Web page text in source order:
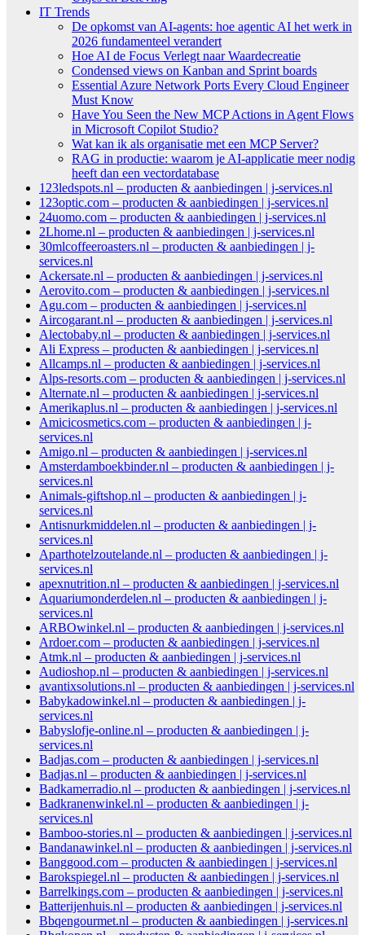
IT Trends
De opkomst van AI-agents: hoe agentic AI het werk in
2026 fundamenteel verandert
Hoe AI de Focus Verlegt naar Waardecreatie
Condensed views on Kanban and Sprint boards
Essential Azure Network Ports Every Cloud Engineer
Must Know
Have You Seen the New MCP Actions in Agent Flows
in Microsoft Copilot Studio?
Wat kan ik als organisatie met een MCP Server?
RAG in productie: waarom je AI-applicatie meer nodig
heeft dan een vectordatabase
123ledspots.nl – producten & aanbiedingen | j-services.nl
123optic.com – producten & aanbiedingen | j-services.nl
24uomo.com – producten & aanbiedingen | j-services.nl
2Lhome.nl – producten & aanbiedingen | j-services.nl
30mlcoffeeroasters.nl – producten & aanbiedingen | j-
services.nl
Ackersate.nl – producten & aanbiedingen | j-services.nl
Aerovito.com – producten & aanbiedingen | j-services.nl
Agu.com – producten & aanbiedingen | j-services.nl
Aircogarant.nl – producten & aanbiedingen | j-services.nl
Alectobaby.nl – producten & aanbiedingen | j-services.nl
Ali Express – producten & aanbiedingen | j-services.nl
Allcamps.nl – producten & aanbiedingen | j-services.nl
Alps-resorts.com – producten & aanbiedingen | j-services.nl
Alternate.nl – producten & aanbiedingen | j-services.nl
Amerikaplus.nl – producten & aanbiedingen | j-services.nl
Amicicosmetics.com – producten & aanbiedingen | j-
services.nl
Amigo.nl – producten & aanbiedingen | j-services.nl
Amsterdamboekbinder.nl – producten & aanbiedingen | j-
services.nl
Animals-giftshop.nl – producten & aanbiedingen | j-
services.nl
Antisnurkmiddelen.nl – producten & aanbiedingen | j-
services.nl
Aparthotelzoutelande.nl – producten & aanbiedingen | j-
services.nl
apexnutrition.nl – producten & aanbiedingen | j-services.nl
Aquariumonderdelen.nl – producten & aanbiedingen | j-
services.nl
ARBOwinkel.nl – producten & aanbiedingen | j-services.nl
Ardoer.com – producten & aanbiedingen | j-services.nl
Atmk.nl – producten & aanbiedingen | j-services.nl
Audioshop.nl – producten & aanbiedingen | j-services.nl
avantixsolutions.nl – producten & aanbiedingen | j-services.nl
Babykadowinkel.nl – producten & aanbiedingen | j-
services.nl
Babyslofje-online.nl – producten & aanbiedingen | j-
services.nl
Badjas.com – producten & aanbiedingen | j-services.nl
Badjas.nl – producten & aanbiedingen | j-services.nl
Badkamerradio.nl – producten & aanbiedingen | j-services.nl
Badkranenwinkel.nl – producten & aanbiedingen | j-
services.nl
Bamboo-stories.nl – producten & aanbiedingen | j-services.nl
Bandanawinkel.nl – producten & aanbiedingen | j-services.nl
Banggood.com – producten & aanbiedingen | j-services.nl
Barokspiegel.nl – producten & aanbiedingen | j-services.nl
Barrelkings.com – producten & aanbiedingen | j-services.nl
Batterijenhuis.nl – producten & aanbiedingen | j-services.nl
Bbqengourmet.nl – producten & aanbiedingen | j-services.nl